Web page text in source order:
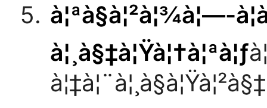
à¦ªà§à¦²à¦¾à¦—-
à¦¸à§‡à¦Ÿà¦†à¦ªà¦ƒ